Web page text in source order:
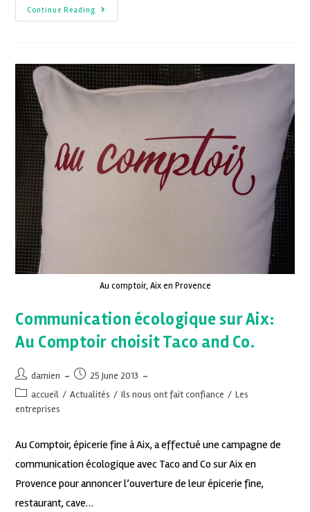
Continue Reading
Au comptoir, Aix en Provence
Communication écologique sur Aix:
Au Comptoir choisit Taco and Co.
damien
25 June 2013
accueil / Actualités / Ils nous ont fait confiance / Les
entreprises
Au Comptoir, épicerie fine à Aix, a effectué une campagne de
communication écologique avec Taco and Co sur Aix en
Provence pour annoncer l’ouverture de leur épicerie fine,
restaurant, cave…